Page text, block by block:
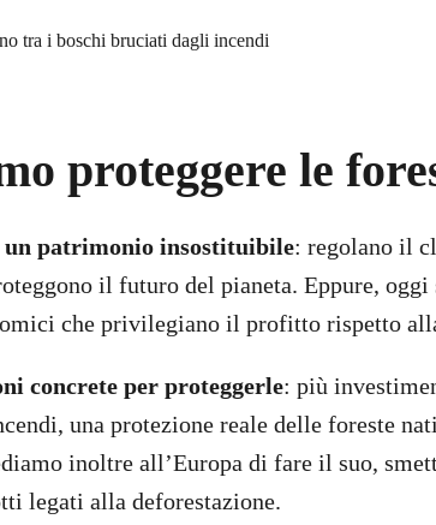
proteggere le
un patrimonio insostituibile: regolano il
il futuro del pianeta. Eppure, oggi
che privilegiano il profitto rispetto
concrete per proteggerle: più
una protezione reale delle foreste
inoltre all’Europa di fare il suo,
legati alla deforestazione.